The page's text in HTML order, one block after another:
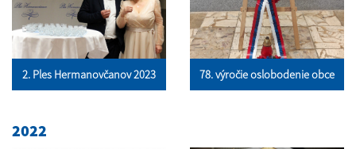
2. Ples Hermanovčanov 2023 78. výročie oslobodenie obce
2022